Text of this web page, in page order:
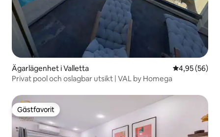
Ägarlägenhet i Valletta 4,95 av 5 i
4,95 (56)
Privat pool och oslagbar utsikt | VAL by Homega
Gästfavorit
Gästfavorit